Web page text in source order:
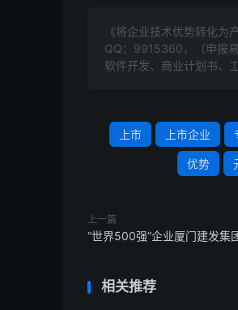
《将企业技术优势转化为
QQ：9915360，（申报
软件开发、商业计划书、
上市 上市企业
优势
上一篇
“世界500强”企业厦门建发集
相关推荐